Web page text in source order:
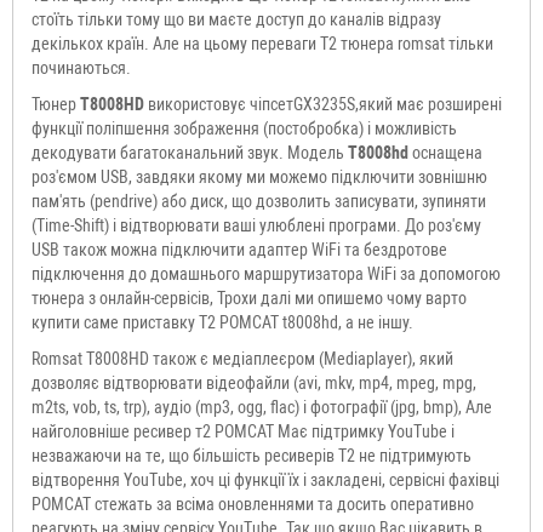
стоїть тільки тому що ви маєте доступ до каналів відразу
декількох країн. Але на цьому переваги Т2 тюнера romsat тільки
починаються.
ТюнерT8008HD використовує чіпсетGX3235S,який має розширені
функції поліпшення зображення (постобробка) і можливість
декодувати багатоканальний звук. Модель T8008hd оснащена
роз'ємом USB, завдяки якому ми можемо підключити зовнішню
пам'ять (pendrive) або диск, що дозволить записувати, зупиняти
(Time-Shift) і відтворювати ваші улюблені програми. До роз'єму
USB також можна підключити адаптер WiFi та бездротове
підключення до домашнього маршрутизатора WiFi за допомогою
тюнера з онлайн-сервісів, Трохи далі ми опишемо чому варто
купити саме приставку Т2 РОМСАТ t8008hd, а не іншу.
Romsat T8008HD також є медіаплеєром (Mediaplayer), який
дозволяє відтворювати відеофайли (avi, mkv, mp4, mpeg, mpg,
m2ts, vob, ts, trp), аудіо (mp3, ogg, flac) і фотографії (jpg, bmp), Але
найголовніше ресивер т2 РОМСАТ Має підтримку YouTube і
незважаючи на те, що більшість ресиверів Т2 не підтримують
відтворення YouTube, хоч ці функції їх і закладені, сервісні фахівці
РОМСАТ стежать за всіма оновленнями та досить оперативно